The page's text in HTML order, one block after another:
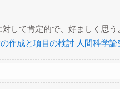
して肯定的で、好ましく思う
作成と項目の検討 人間科学論